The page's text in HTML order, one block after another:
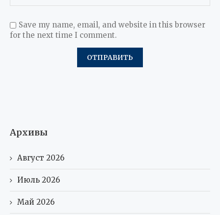
Save my name, email, and website in this browser
for the next time I comment.
Архивы
Август 2026
Июль 2026
Май 2026